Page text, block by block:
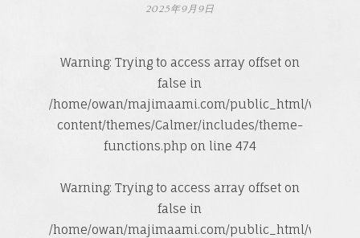
2025年9月9日
Warning: Trying to access array offset on
false in
/home/owan/majimaami.com/public_html/wp-
content/themes/Calmer/includes/theme-
functions.php on line 474
Warning: Trying to access array offset on
false in
/home/owan/majimaami.com/public_html/wp-